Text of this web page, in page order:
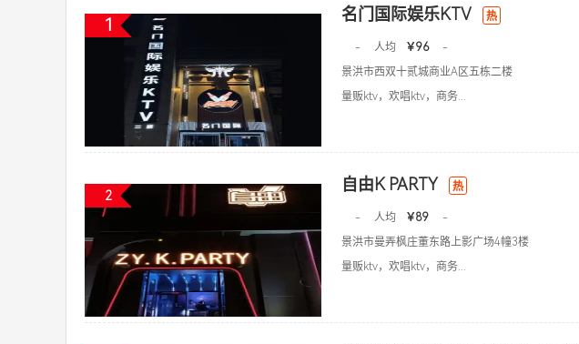
1
名门国际娱乐KTV 热
- 人均 ￥96
-
景洪市西双十贰城商业A区五栋二楼
量贩ktv，欢唱ktv，商务...
2
自由K PARTY 热
- 人均 ￥89
-
景洪市曼弄枫庄董东路上影广场4幢3楼
量贩ktv，欢唱ktv，商务...